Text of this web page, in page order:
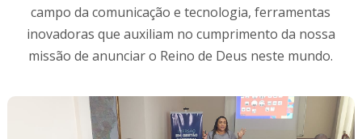
campo da comunicação e tecnologia, ferramentas
inovadoras que auxiliam no cumprimento da nossa
missão de anunciar o Reino de Deus neste mundo.